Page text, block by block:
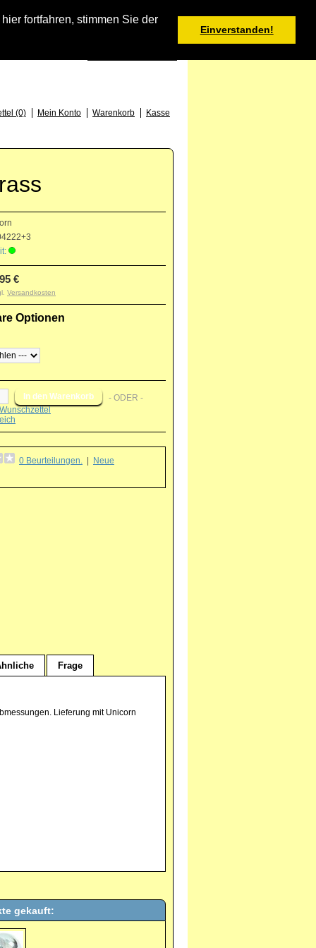
fortfahren, stimmen Sie der
Einverstanden!
Warenkorb
(0) Mein Konto Warenkorb Kasse
€
Versandkosten
Optionen
- ODER -
0 Beurteilungen.
Neue
Frage
Lieferung mit Unicorn
gekauft: